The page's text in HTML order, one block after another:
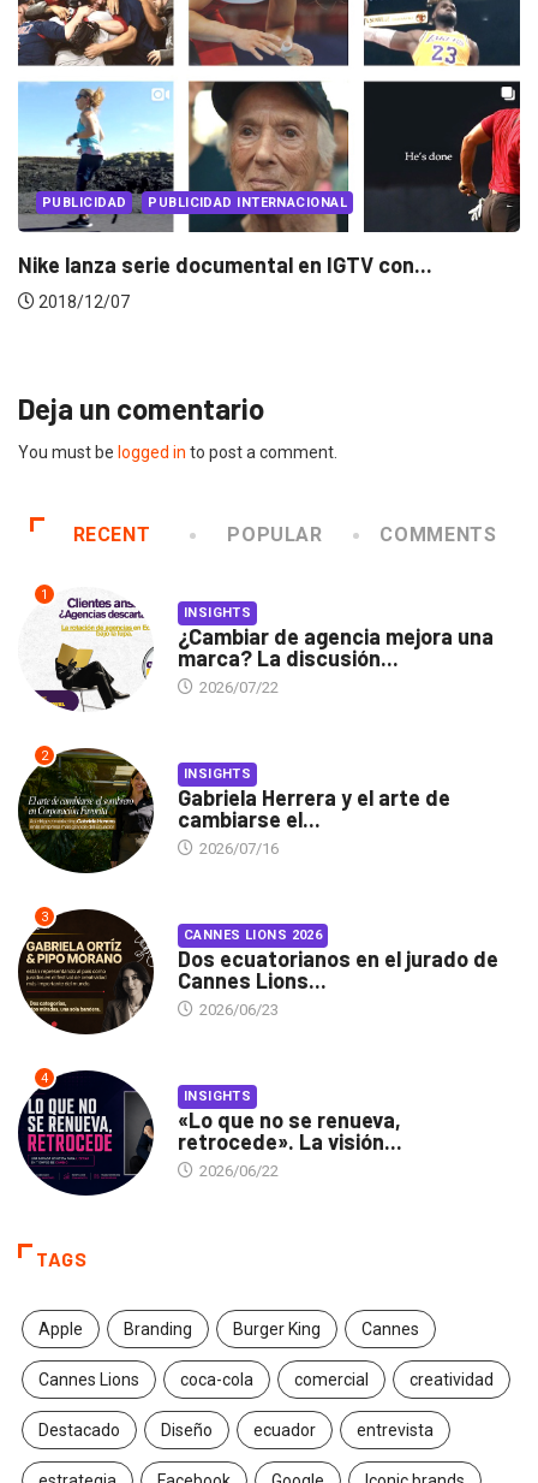
PUBLICIDAD PUBLICIDAD INTERNACIONAL
La polémica campaña de Nike por sus...
2018/09/05
Deja un comentario
You must be logged in to post a comment.
RECENT POPULAR COMMENTS
1
INSIGHTS
¿Cambiar de agencia mejora una
marca? La discusión...
2026/07/22
2
INSIGHTS
Gabriela Herrera y el arte de
cambiarse el...
2026/07/16
3
CANNES LIONS 2026
Dos ecuatorianos en el jurado de
Cannes Lions...
2026/06/23
4
INSIGHTS
«Lo que no se renueva,
retrocede». La visión...
2026/06/22
TAGS
Apple Branding Burger King Cannes
Cannes Lions coca-cola comercial creatividad
Destacado Diseño ecuador entrevista